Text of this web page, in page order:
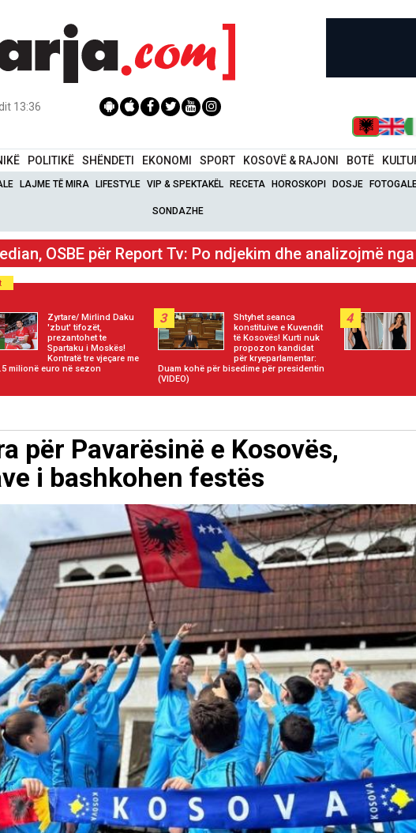
13:36
POLITIKË SHËNDETI EKONOMI SPORT KOSOVË & RAJONI BOTË
LAJME TË MIRA LIFESTYLE VIP & SPEKTAKËL RECETA HOROSKOPI DOSJE
SONDAZHE
OSBE: Po vlerësojmë pasojat për gjykimin e drejtë
Zyrtare/ Mirlind Daku
'zbut' tifozët,
prezantohet te
Spartaku i Moskës!
Kontratë tre vjeçare me
milionë euro në sezon
3
Shtyhet seanca
konstituive e Kuvendit
të Kosovës! Kurti nuk
propozon kandidat
për kryeparlamentar:
Duam kohë për bisedime për presidentin
(VIDEO)
4
për Pavarësinë e Kosovës,
i bashkohen festës